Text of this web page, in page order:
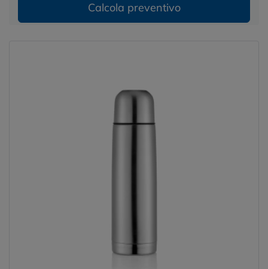
Calcola preventivo